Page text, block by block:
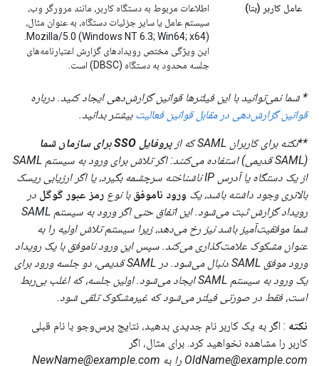
عامل کاربر (بتا)
اطلاعات مربوط به دستگاه کاربر، مانند مرورگر وب،
سیستم عامل یا سایر جزئیات دستگاه، به عنوان مثال،
این ویژگی مختص رویدادهای گزارش اعتبارنامه‌های
جلسه محدود به دستگاه (DBSC) است.
* شما نمی‌توانید با این فیلترها قوانین گزارش‌دهی ایجاد کنید. درباره
قوانین گزارش‌دهی در مقابل قوانین فعالیت بیشتر بدانید.
**نکته برای کاربران SAML که از
پروفایل SSO برای سازمان شما
(SAML قدیمی) استفاده می‌کنند: اگر تلاش برای ورود به سیستم SAML
از یک دستگاه یا آدرس IP ناشناخته سرچشمه بگیرد، یا اگر ارزیابی ریسک
بالاتری وجود داشته باشد، یک ورود ناموفق با نوع رمز عبور گوگل در
رویداد گزارش ثبت می‌شود. این اتفاق حتی اگر ورود به سیستم SAML
شما موفقیت‌آمیز باشد نیز رخ می‌دهد، زیرا سیستم تلاش اولیه را به
عنوان مشکوک علامت‌گذاری می‌کند. سپس این ورود ناموفق با یک رویداد
ورود موفق SAML دنبال می‌شود. در SAML قدیمی، دو جلسه ورود برای
یک ورود به سیستم SAML ایجاد می‌شود. اولین جلسه، که اغلب بی‌ربط
است، فقط در صورتی فیلتر می‌شود که غیرمشکوک تلقی شود.
نکته : اگر به یک کاربر نام جدیدی بدهید، نتایج پرس‌وجو با نام قبلی
کاربر را مشاهده نخواهید کرد. برای مثال، اگر
OldName@example.com را
به NewName@example.com